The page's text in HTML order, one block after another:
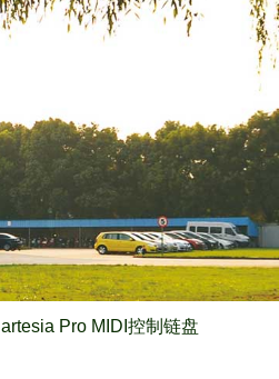
artesia Pro MIDI控制链盘